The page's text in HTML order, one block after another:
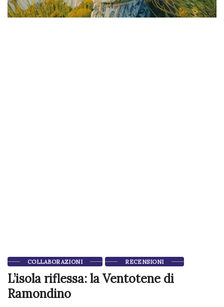
COLLABORAZIONI RECENSIONI
L’isola riflessa: la Ventotene di
Ramondino